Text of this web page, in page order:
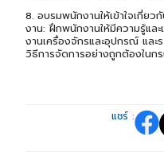
8. อบรมพนักงานให้เข้าใจเกี่ยว
งาน: ฝึกพนักงานให้มีความรู้และ
งานเครื่องจักรและอุปกรณ์ และ
วิธีการจัดการอย่างถูกต้องในก
แชร์ :